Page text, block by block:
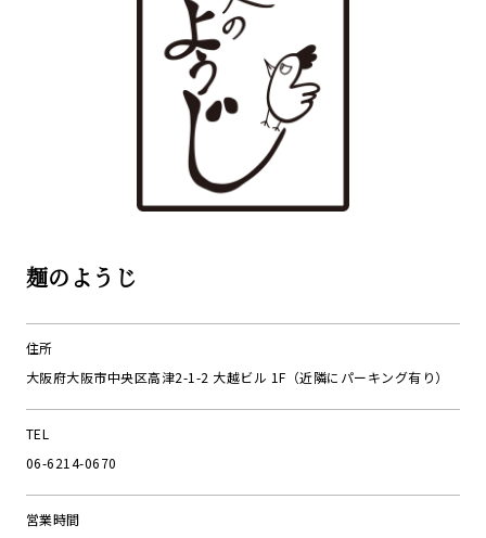
麺のようじ
住所
大阪府大阪市中央区高津2-1-2 大越ビル 1F（近隣にパーキング有り）
TEL
06-6214-0670
営業時間